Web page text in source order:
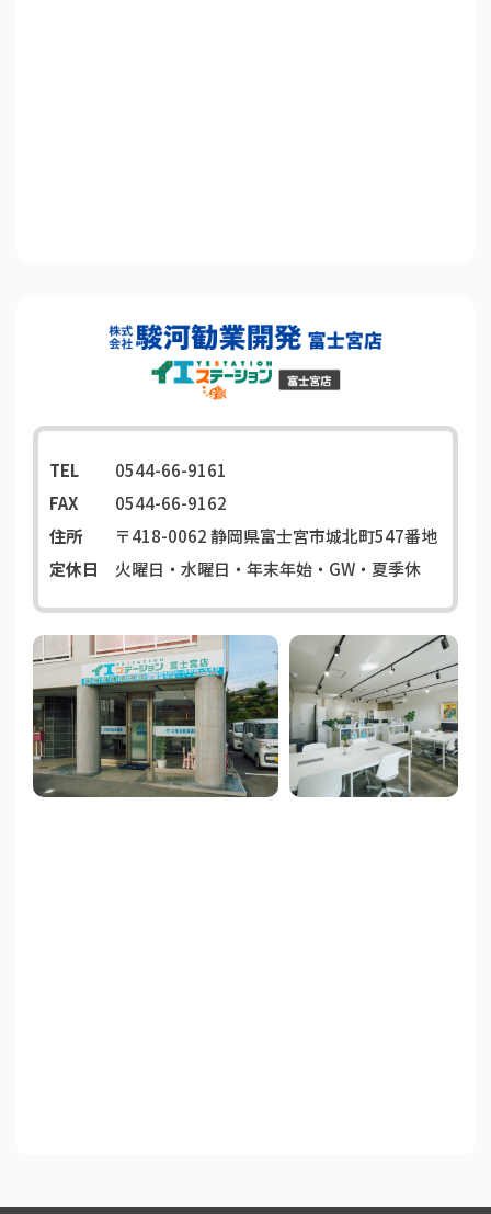
TEL
0544-66-9161
FAX
0544-66-9162
住所
〒418-0062静岡県富士宮市城北町547番地
定休日
火曜日・水曜日・年末年始・GW・夏季休